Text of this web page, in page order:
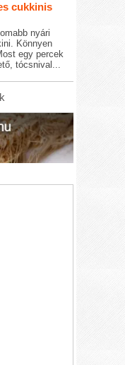
cukkinis
nyári
Könnyen
egy percek
tócsnival...